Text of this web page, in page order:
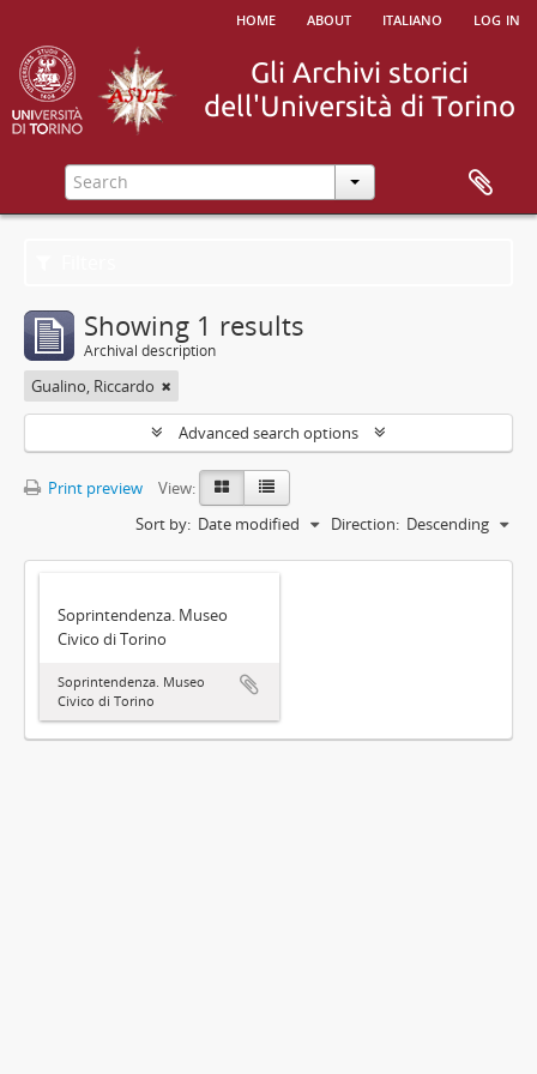
home about italiano log in
Showing 1 results
Archival description
Gualino, Riccardo
Advanced search options
Print preview
View:
Sort by: Date modified Direction: Descending
Soprintendenza. Museo
Civico di Torino
Soprintendenza. Museo
Civico di Torino